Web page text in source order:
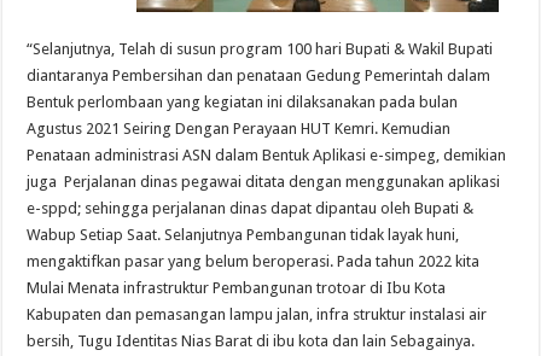
“Selanjutnya, Telah di susun program 100 hari Bupati & Wakil Bupati
diantaranya Pembersihan dan penataan Gedung Pemerintah dalam
Bentuk perlombaan yang kegiatan ini dilaksanakan pada bulan
Agustus 2021 Seiring Dengan Perayaan HUT Kemri. Kemudian
Penataan administrasi ASN dalam Bentuk Aplikasi e-simpeg, demikian
juga Perjalanan dinas pegawai ditata dengan menggunakan aplikasi
e-sppd; sehingga perjalanan dinas dapat dipantau oleh Bupati &
Wabup Setiap Saat. Selanjutnya Pembangunan tidak layak huni,
mengaktifkan pasar yang belum beroperasi. Pada tahun 2022 kita
Mulai Menata infrastruktur Pembangunan trotoar di Ibu Kota
Kabupaten dan pemasangan lampu jalan, infra struktur instalasi air
bersih, Tugu Identitas Nias Barat di ibu kota dan lain Sebagainya.